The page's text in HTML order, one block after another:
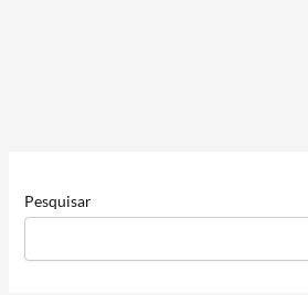
Pesquisar